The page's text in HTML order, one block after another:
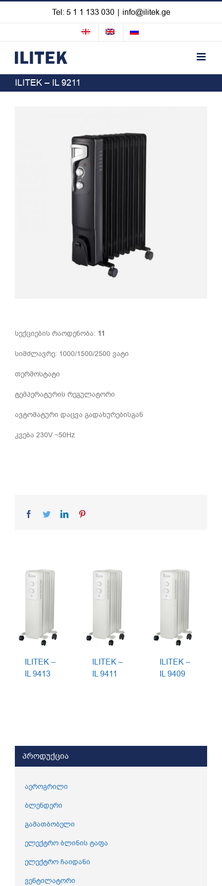
Skip
content
Tel: 5 1 1 133 030 | info@ilitek.ge
ILITEK – IL 9211
სექციების რაოდენობა: 11
სიმძლავრე: 1000/1500/2500 ვატი
თერმოსტატი
ტემპერატურის რეგულატორი
ავტომატური დაცვა გადახურებისგან
კვება 230V ~50Hz
Facebook
TwitterLinkedIn
ILITEK –
IL 9413
ILITEK –
IL 9411
ILITEK –
IL 9409
პროდუქცია
აეროგრილი
ბლენდერი
გამათბობელი
ელექტრო ბლინის ტაფა
ელექტრო ჩაიდანი
ვენტილატორი